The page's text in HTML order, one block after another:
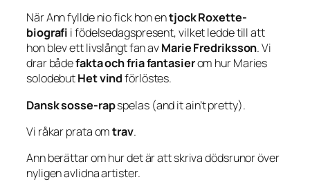
När Ann fyllde nio fick hon entjock Roxette-
biografi i födelsedagspresent, vilket ledde till att
hon blev ett livslångt fan avMarie Fredriksson. Vi
drar bådefakta och fria fantasierom hur Maries
solodebutHet vindförlöstes.
Dansk sosse-rapspelas (and it ain’t pretty).
Vi råkar prata omtrav.
Ann berättar om hur det är att skriva dödsrunor över
nyligen avlidna artister.